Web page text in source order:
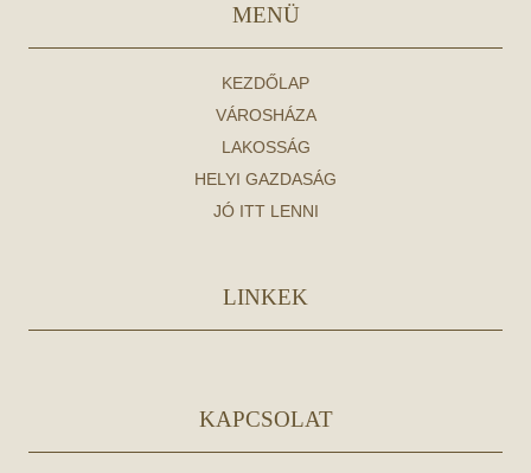
MENÜ
KEZDŐLAP
VÁROSHÁZA
LAKOSSÁG
HELYI GAZDASÁG
JÓ ITT LENNI
LINKEK
KAPCSOLAT